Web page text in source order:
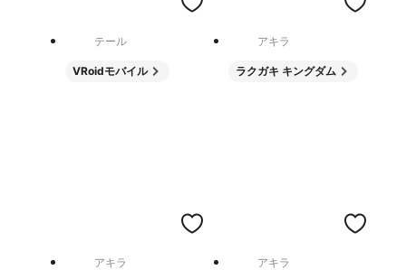
テール
VRoidモバイル
アキラ
ラクガキ キングダム
アキラ アキラ